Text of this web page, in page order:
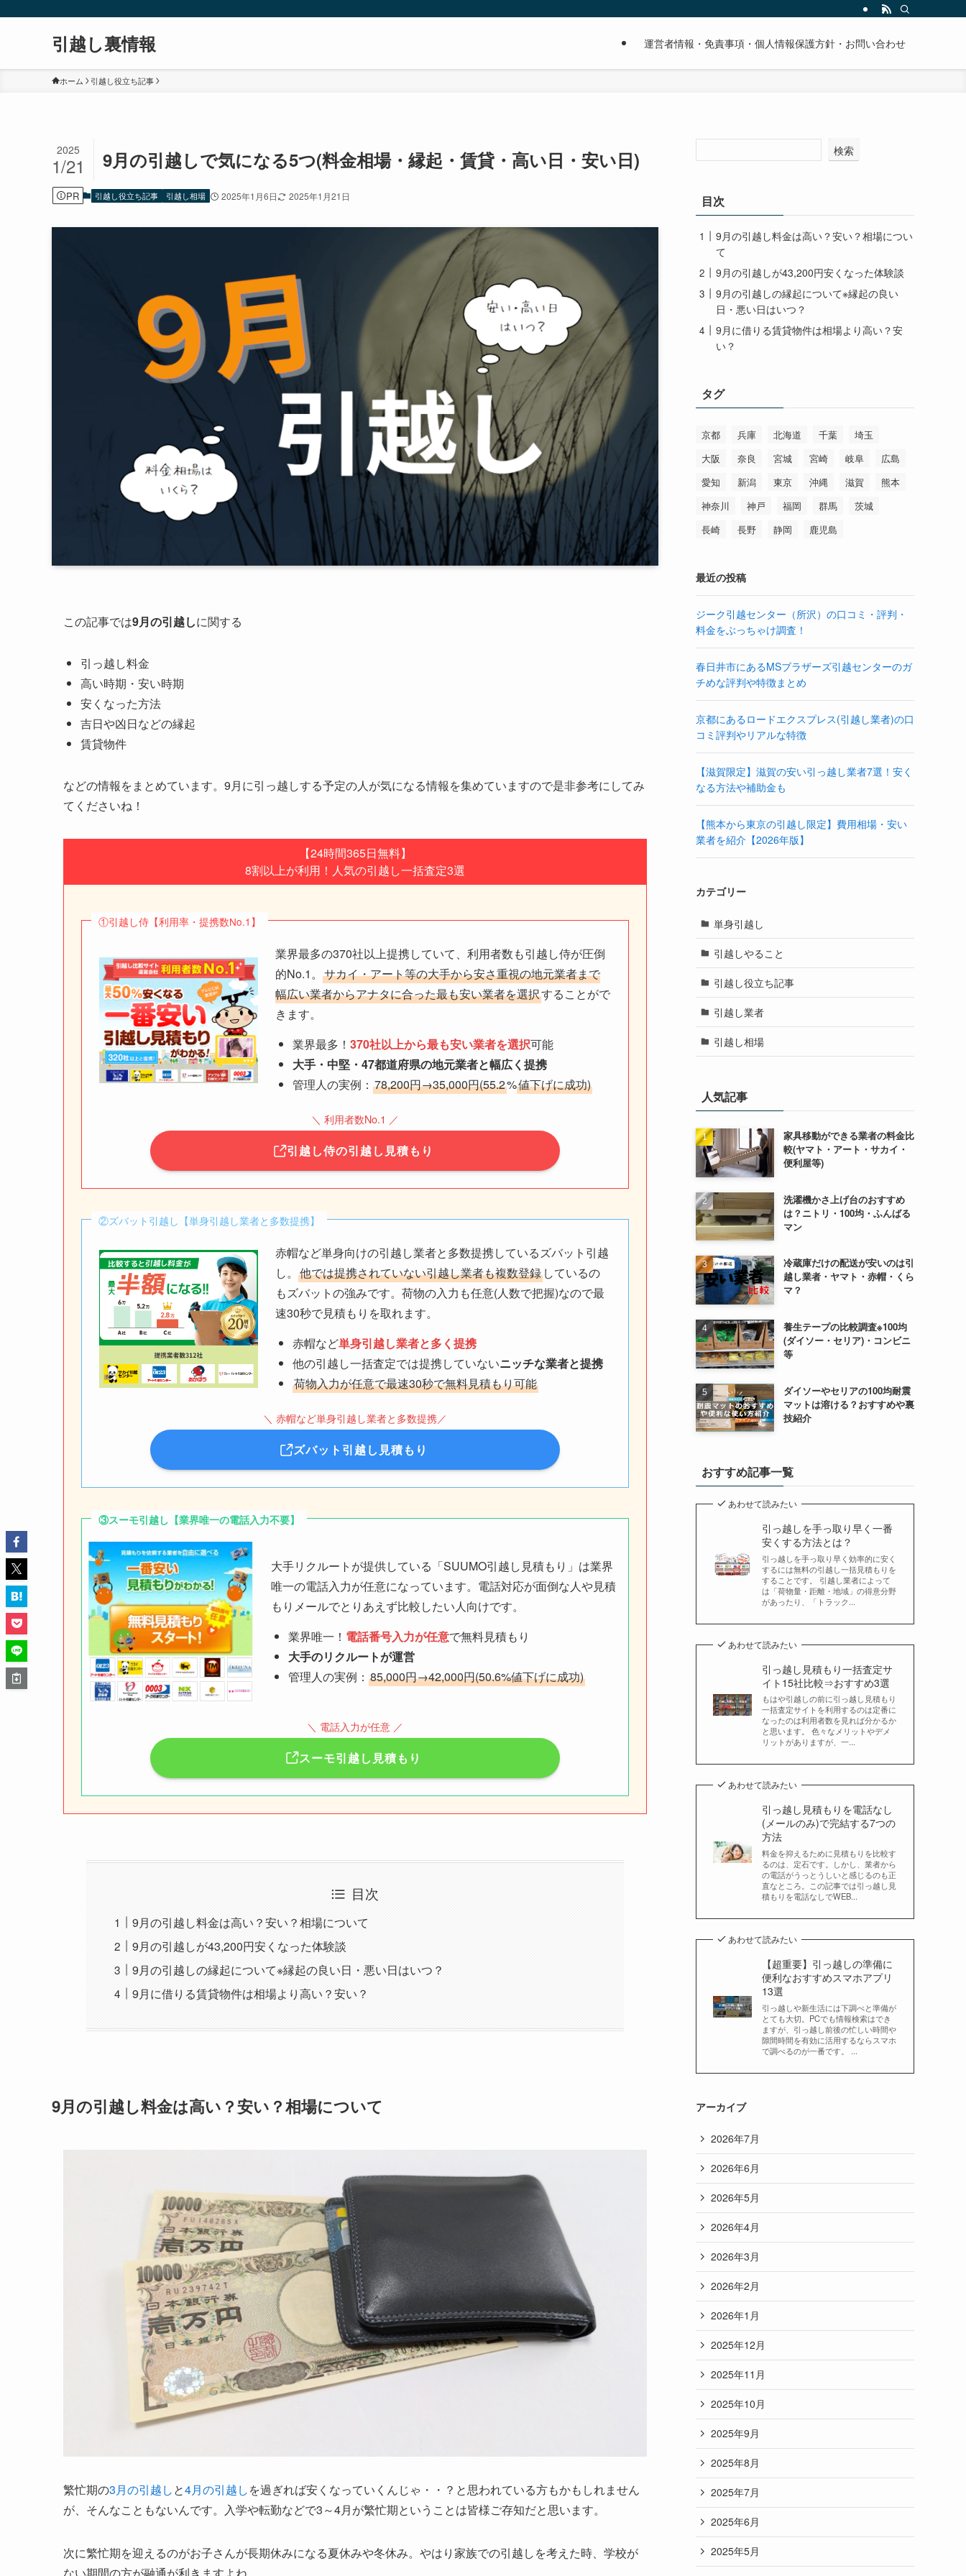
引越し裏情報 運営者情報・免責事項・個人情報保護方針・お問い合わせ
ホーム 引越し役立ち記事
9月の引越しで気になる5つ(料金相場・縁起・賃貸・高い日・安い日)
2025
1/21
PR 引越し役立ち記事 引越し相場 2025年1月6日 2025年1月21日
この記事では9月の引越しに関する
引っ越し料金
高い時期・安い時期
安くなった方法
吉日や凶日などの縁起
賃貸物件
などの情報をまとめています。9月に引っ越しする予定の人が気になる情報を集めていますので是非参考にしてみ
てくださいね！
【24時間365日無料】
8割以上が利用！人気の引越し一括査定3選
①引越し侍【利用率・提携数No.1】
業界最多の370社以上提携していて、利用者数も引越し侍が圧倒
的No.1。 サカイ・アート等の大手から安さ重視の地元業者まで
幅広い業者からアナタに合った最も安い業者を選択することがで
きます。
業界最多！ 370社以上から最も安い業者を選択可能
大手・中堅・47都道府県の地元業者と幅広く提携
管理人の実例： 78,200円→35,000円(55.2%値下げに成功)
＼ 利用者数No.1 ／
引越し侍の引越し見積もり
②ズバット引越し【単身引越し業者と多数提携】
赤帽など単身向けの引越し業者と多数提携しているズバット引越
し。 他では提携されていない引越し業者も複数登録しているの
もズバットの強みです。荷物の入力も任意(人数で把握)なので最
速30秒で見積もりを取れます。
赤帽など単身引越し業者と多く提携
他の引越し一括査定では提携していないニッチな業者と提携
荷物入力が任意で最速30秒で無料見積もり可能
＼ 赤帽など単身引越し業者と多数提携／
ズバット引越し見積もり
③スーモ引越し【業界唯一の電話入力不要】
大手リクルートが提供している「SUUMO引越し見積もり」は業界
唯一の電話入力が任意になっています。電話対応が面倒な人や見積
もりメールでとりあえず比較したい人向けです。
業界唯一！ 電話番号入力が任意で無料見積もり
大手のリクルートが運営
管理人の実例： 85,000円→42,000円(50.6%値下げに成功)
＼ 電話入力が任意 ／
スーモ引越し見積もり
目次
9月の引越し料金は高い？安い？相場について
9月の引越しが43,200円安くなった体験談
9月の引越しの縁起について※縁起の良い日・悪い日はいつ？
9月に借りる賃貸物件は相場より高い？安い？
9月の引越し料金は高い？安い？相場について
繁忙期の3月の引越しと4月の引越しを過ぎれば安くなっていくんじゃ・・？と思われている方もかもしれません
が、そんなこともないんです。入学や転勤などで3～4月が繁忙期ということは皆様ご存知だと思います。
次に繁忙期を迎えるのがお子さんが長期休みになる夏休みや冬休み。やはり家族での引越しを考えた時、学校が
ない期間の方が融通が利きますよね。
検索
目次
9月の引越し料金は高い？安い？相場につい
て
9月の引越しが43,200円安くなった体験談
9月の引越しの縁起について※縁起の良い
日・悪い日はいつ？
9月に借りる賃貸物件は相場より高い？安
い？
タグ
京都 兵庫 北海道 千葉
埼玉
大阪
奈良 宮城 宮崎 岐阜
広島
愛知
新潟 東京 沖縄 滋賀
熊本
神奈川
神戸 福岡 群馬
茨城
長崎
長野 静岡 鹿児島
最近の投稿
ジーク引越センター（所沢）の口コミ・評判・
料金をぶっちゃけ調査！
春日井市にあるMSブラザーズ引越センターのガ
チめな評判や特徴まとめ
京都にあるロードエクスプレス(引越し業者)の口
コミ評判やリアルな特徴
【滋賀限定】滋賀の安い引っ越し業者7選！安く
なる方法や補助金も
【熊本から東京の引越し限定】費用相場・安い
業者を紹介【2026年版】
カテゴリー
単身引越し
引越しやること
引越し役立ち記事
引越し業者
引越し相場
人気記事
家具移動ができる業者の料金比
較(ヤマト・アート・サカイ・
便利屋等)
洗濯機かさ上げ台のおすすめ
は？ニトリ・100均・ふんばる
マン
冷蔵庫だけの配送が安いのは引
越し業者・ヤマト・赤帽・くら
マ？
養生テープの比較調査※100均
(ダイソー・セリア)・コンビニ
等
ダイソーやセリアの100均耐震
マットは溶ける？おすすめや裏
技紹介
おすすめ記事一覧
あわせて読みたい
引っ越しを手っ取り早く一番
安くする方法とは？
引っ越しを手っ取り早く効率的に安く
するには無料の引越し一括見積もりを
することです。 引越し業者によって
は「荷物量・距離・地域」の得意分野
があったり、「トラック...
あわせて読みたい
引っ越し見積もり一括査定サ
イト15社比較⇒おすすめ3選
もはや引越しの前に引っ越し見積もり
一括査定サイトを利用するのは定番に
なったのは利用者数を見れば分かるか
と思います。 色々なメリットやデメ
リットがありますが、一...
あわせて読みたい
引っ越し見積もりを電話なし
(メールのみ)で完結する7つの
方法
料金を抑えるために見積もりを比較す
るのは、定石です。しかし、業者から
の電話がうっとうしいと感じるのも正
直なところ。この記事では引っ越し見
積もりを電話なしでWEB...
あわせて読みたい
【超重要】引っ越しの準備に
便利なおすすめスマホアプリ
13選
引っ越しや新生活には下調べと準備が
とても大切。PCでも情報検索はでき
ますが、引っ越し前後の忙しい時間や
隙間時間を有効に活用するならスマホ
で調べるのが一番です。 ...
アーカイブ
2026年7月
2026年6月
2026年5月
2026年4月
2026年3月
2026年2月
2026年1月
2025年12月
2025年11月
2025年10月
2025年9月
2025年8月
2025年7月
2025年6月
2025年5月